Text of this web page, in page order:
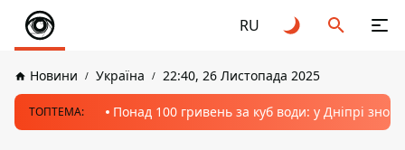
RU
Новини Україна 22:40, 26 Листопада 2025
ТОПТЕМА: Понад 100 гривень за куб води: у Дніпрі